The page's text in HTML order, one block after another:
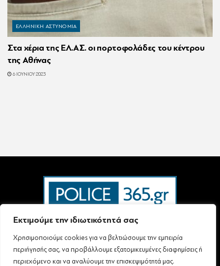
Εκτιμούμε την ιδιωτικότητά σας
Χρησιμοποιούμε cookies για να βελτιώσουμε την εμπειρία
περιήγησής σας, να προβάλλουμε εξατομικευμένες διαφημίσεις ή
περιεχόμενο και να αναλύουμε την επισκεψιμότητά μας.
ΕΛΛΗΝΙΚΗ ΑΣΤΥΝΟΜΙΑ
Στα χέρια της ΕΛ.ΑΣ. οι πορτοφολάδες του κέντρου
της Αθήνας
6 ΙΟΥΝΊΟΥ 2023
Ταυτότητα – Επικοινωνία
Όροι Χρήσης
Πολιτική Απορρήτου & Προστασίας Προσωπικών Δεδομένων
Δήλωση συμμόρφωσης με τη σύσταση (ΕΕ) 2018/334 L63